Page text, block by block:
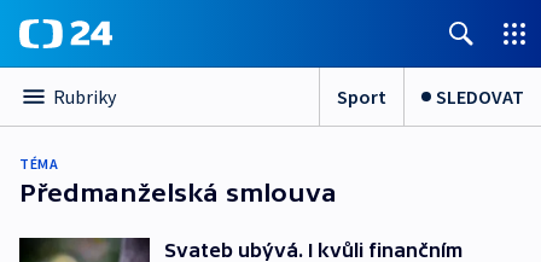
Rubriky Sport SLEDOVAT
TÉMA
Předmanželská smlouva
Svateb ubývá. I kvůli finančním